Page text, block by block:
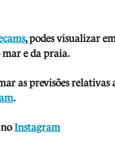
, podes visualizar
mar e da praia.
as previsões relativas
.
Instagram